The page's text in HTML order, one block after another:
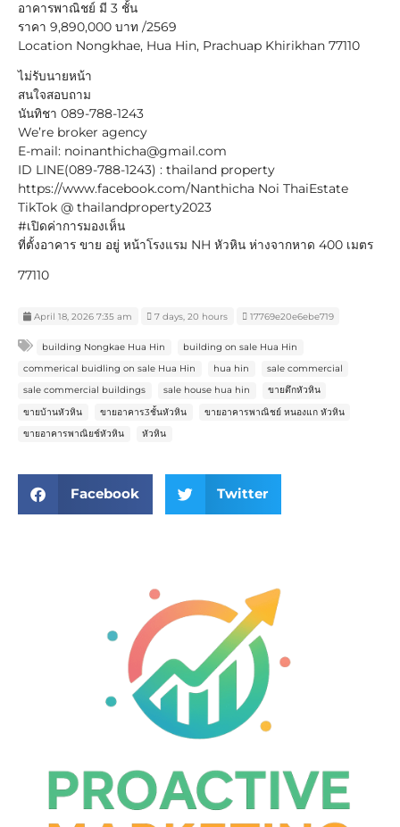
อาคารพาณิชย์ มี 3 ชั้น
ราคา 9,890,000 บาท /2569
Location Nongkhae, Hua Hin, Prachuap Khirikhan 77110
ไม่รับนายหน้า
สนใจสอบถาม
นันทิชา 089-788-1243
We’re broker agency
E-mail: noinanthicha@gmail.com
ID LINE(089-788-1243) : thailand property
https://www.facebook.com/Nanthicha Noi ThaiEstate
TikTok @ thailandproperty2023
#เปิดค่าการมองเห็น
ที่ตั้งอาคาร ขาย อยู่ หน้าโรงแรม NH หัวหิน ห่างจากหาด 400 เมตร
77110
April 18, 2026 7:35 am 7 days, 20 hours 17769e20e6ebe719
building Nongkae Hua Hin
building on sale Hua Hin
commerical buidling on sale Hua Hin
hua hin
sale commercial
sale commercial buildings
sale house hua hin
ขายตึกหัวหิน
ขายบ้านหัวหิน
ขายอาคาร3ชั้นหัวหิน
ขายอาคารพาณิชย์ หนองแก หัวหิน
ขายอาคารพาณิยช์หัวหิน
หัวหิน
Facebook Twitter